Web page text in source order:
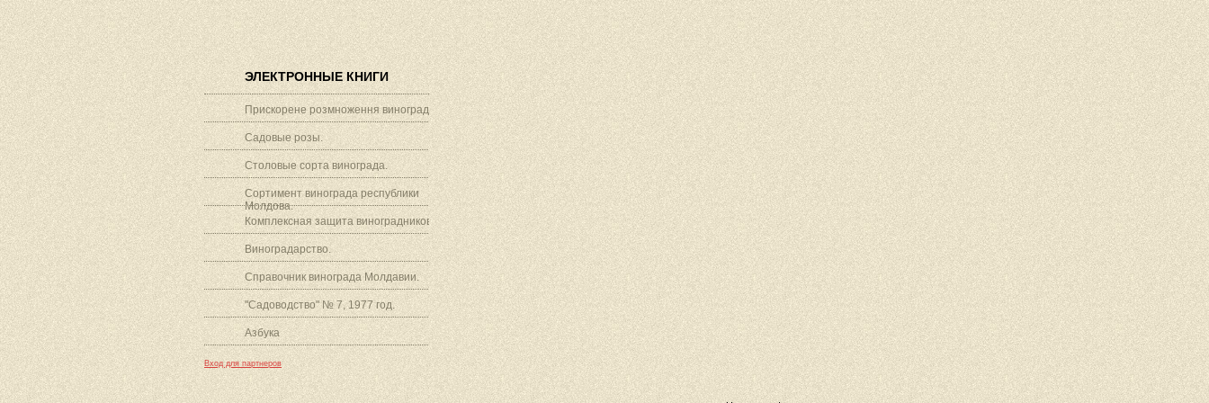
ЭЛЕКТРОННЫЕ КНИГИ
Прискорене розмноження винограду.
Садовые розы.
Столовые сорта винограда.
Сортимент винограда республики
Молдова.
Комплексная защита виноградников.
Виноградарство.
Справочник винограда Молдавии.
"Садоводство" № 7, 1977 год.
Азбука
Вход для партнеров